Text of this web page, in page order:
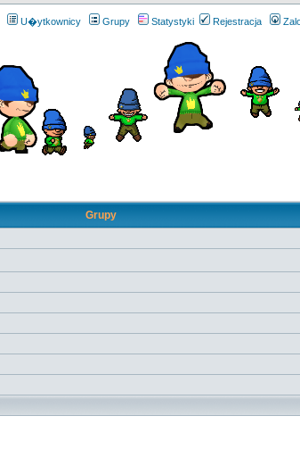
U�ytkownicy Grupy Statystyki Rejestracja
Grupy